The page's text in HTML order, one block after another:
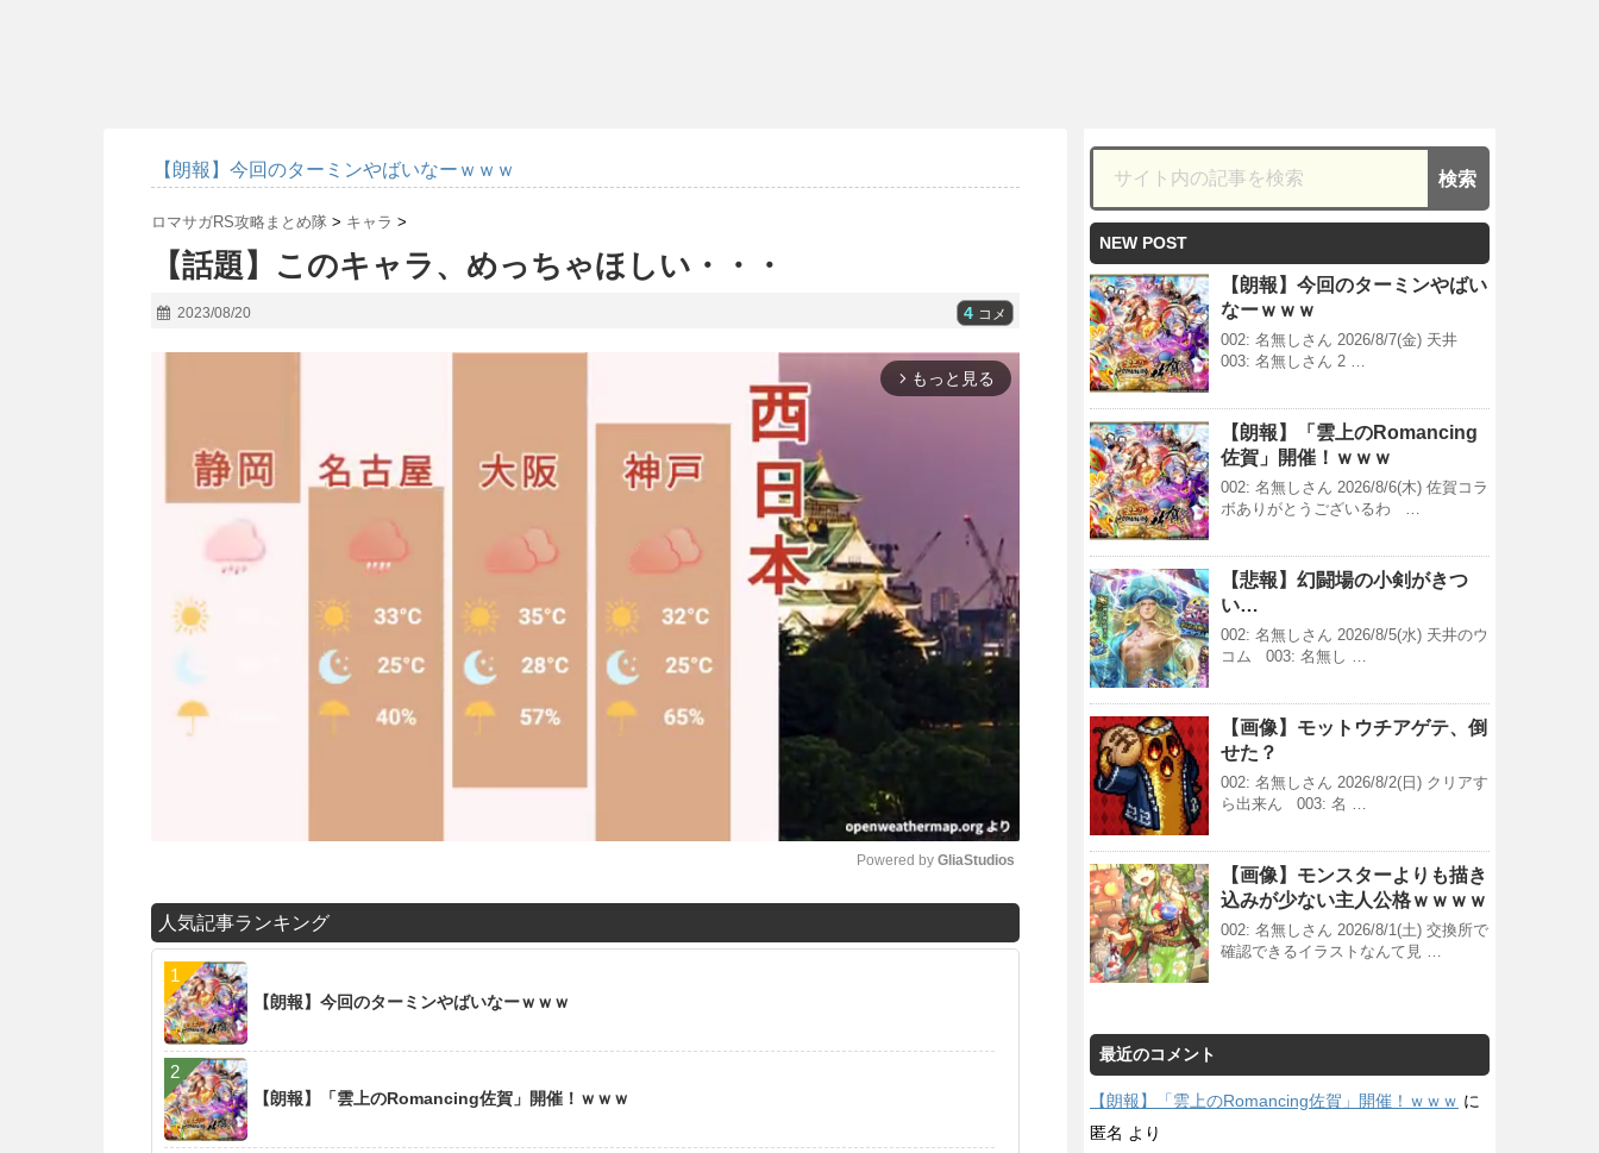
【朗報】今回のターミンやばいなーｗｗｗ
ロマサガRS攻略まとめ隊 > キャラ >
【話題】このキャラ、めっちゃほしい・・・
2023/08/20 4 コメ
arrow_forward_ios もっと見る
Powered by GliaStudios
人気記事ランキング
【朗報】今回のターミンやばいなーｗｗｗ
【朗報】「雲上のRomancing佐賀」開催！ｗｗｗ
NEW POST
【朗報】今回のターミンやばい
なーｗｗｗ
002: 名無しさん 2026/8/7(金) 天井
003: 名無しさん 2 …
【朗報】「雲上のRomancing
佐賀」開催！ｗｗｗ
002: 名無しさん 2026/8/6(木) 佐賀コラ
ボありがとうございるわ …
【悲報】幻闘場の小剣がきつ
い…
002: 名無しさん 2026/8/5(水) 天井のウ
コム 003: 名無し …
【画像】モットウチアゲテ、倒
せた？
002: 名無しさん 2026/8/2(日) クリアす
ら出来ん 003: 名 …
【画像】モンスターよりも描き
込みが少ない主人公格ｗｗｗｗ
002: 名無しさん 2026/8/1(土) 交換所で
確認できるイラストなんて見 …
最近のコメント
【朗報】「雲上のRomancing佐賀」開催！ｗｗｗ に
匿名 より